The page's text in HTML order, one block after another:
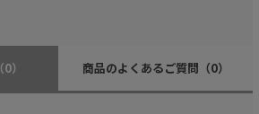
（0） 商品のよくあるご質問 （0）